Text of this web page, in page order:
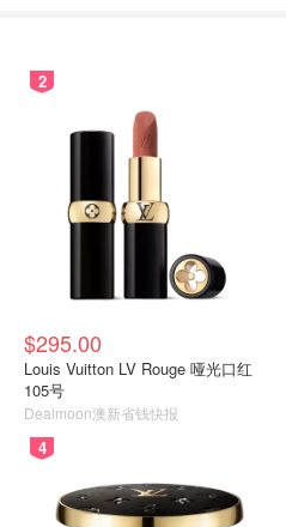
2
$295.00
Louis Vuitton LV Rouge 哑光口红
105号
Dealmoon澳新省钱快报
4